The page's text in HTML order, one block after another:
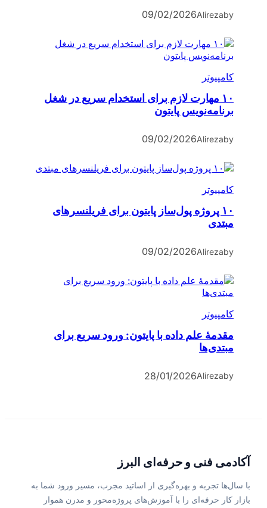
by
Alireza
09/02/2026
کامپیوتر
۱۰ مهارت لازم برای استخدام سریع در شغل
برنامه‌نویس پایتون
by
Alireza
09/02/2026
کامپیوتر
۱۰ پروژه پول‌ساز پایتون برای فریلنسرهای
مبتدی
by
Alireza
09/02/2026
کامپیوتر
مقدمۀ علم داده با پایتون: ورود سریع برای
مبتدی‌ها
by
Alireza
28/01/2026
آکادمی فنی و حرفه‌ای البرز
با سال‌ها تجربه و بهره‌گیری از اساتید مجرب، مسیر ورود شما به
بازار کار حرفه‌ای را با آموزش‌های پروژه‌محور و مدرن هموار